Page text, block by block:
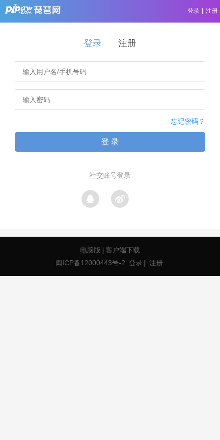
登录 注册
登录 注册
忘记密码？
登 录
社交账号登录
电脑版 | 客户端下载
闽ICP备12000443号-2 登录 | 注册